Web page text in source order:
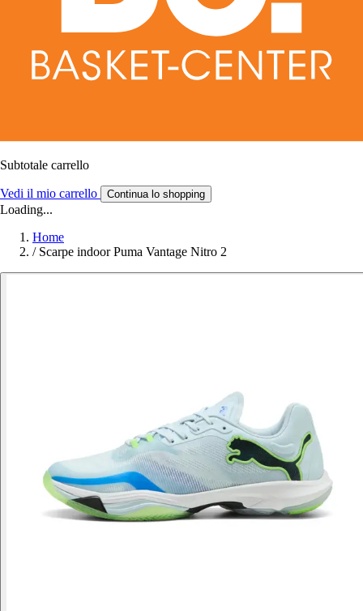
Subtotale carrello
Vedi il mio carrello Continua lo shopping
Loading...
Home
/ Scarpe indoor Puma Vantage Nitro 2